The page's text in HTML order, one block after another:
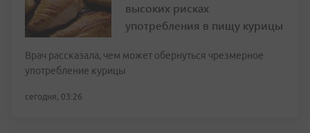
высоких рисках
употребления в пищу курицы
Врач рассказала, чем может обернуться чрезмерное
употребление курицы
сегодня, 03:26